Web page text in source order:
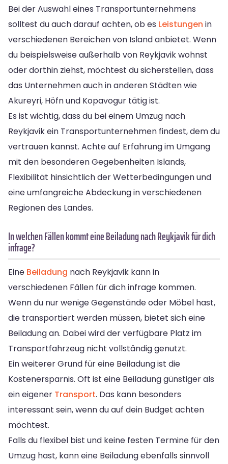
Bei der Auswahl eines Transportunternehmens
solltest du auch darauf achten, ob es Leistungen in
verschiedenen Bereichen von Island anbietet. Wenn
du beispielsweise außerhalb von Reykjavik wohnst
oder dorthin ziehst, möchtest du sicherstellen, dass
das Unternehmen auch in anderen Städten wie
Akureyri, Höfn und Kopavogur tätig ist.
Es ist wichtig, dass du bei einem Umzug nach
Reykjavik ein Transportunternehmen findest, dem du
vertrauen kannst. Achte auf Erfahrung im Umgang
mit den besonderen Gegebenheiten Islands,
Flexibilität hinsichtlich der Wetterbedingungen und
eine umfangreiche Abdeckung in verschiedenen
Regionen des Landes.
In welchen Fällen kommt eine Beiladung nach Reykjavik für dich
infrage?
Eine Beiladung nach Reykjavik kann in
verschiedenen Fällen für dich infrage kommen.
Wenn du nur wenige Gegenstände oder Möbel hast,
die transportiert werden müssen, bietet sich eine
Beiladung an. Dabei wird der verfügbare Platz im
Transportfahrzeug nicht vollständig genutzt.
Ein weiterer Grund für eine Beiladung ist die
Kostenersparnis. Oft ist eine Beiladung günstiger als
ein eigener Transport. Das kann besonders
interessant sein, wenn du auf dein Budget achten
möchtest.
Falls du flexibel bist und keine festen Termine für den
Umzug hast, kann eine Beiladung ebenfalls sinnvoll